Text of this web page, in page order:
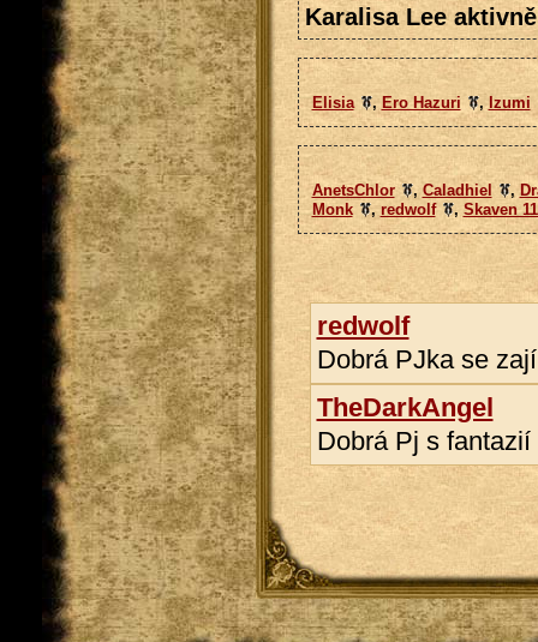
Karalisa Lee
Elisia , Ero Hazuri , Izumi
AnetsChlor , Caladhiel ,
Monk
, redwolf , Skaven
redwolf
Dobrá PJka se
TheDarkAngel
Dobrá Pj s